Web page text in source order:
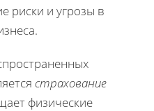
риски и угрозы в
страхование
физические